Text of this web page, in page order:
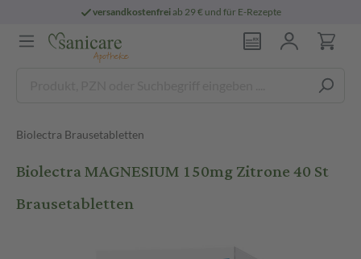
versandkostenfreiab 29 € und für E-Rezepte
Biolectra Brausetabletten
Biolectra MAGNESIUM 150mg Zitrone 40 St
Brausetabletten